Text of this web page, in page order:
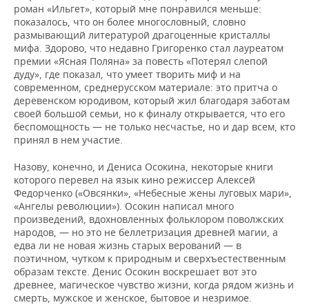
роман «Ильгет», который мне понравился меньше:
показалось, что он более многословный, словно
размывающий литературой драгоценные кристаллы
мифа. Здорово, что недавно Григоренко стал лауреатом
премии «Ясная Поляна» за повесть «Потерял слепой
дуду», где показал, что умеет творить миф и на
современном, среднерусском материале: это притча о
деревенском юродивом, который жил благодаря заботам
своей большой семьи, но к финалу открывается, что его
беспомощность — не только несчастье, но и дар всем, кто
принял в нем участие.
Назову, конечно, и Дениса Осокина, некоторые книги
которого перевел на язык кино режиссер Алексей
Федорченко («Овсянки», «Небесные жены луговых мари»,
«Ангелы революции»). Осокин написал много
произведений, вдохновленных фольклором поволжских
народов, — но это не беллетризация древней магии, а
едва ли не новая жизнь старых верований — в
поэтичном, чутком к природным и сверхъестественным
образам тексте. Денис Осокин воскрешает вот это
древнее, магическое чувство жизни, когда рядом жизнь и
смерть, мужское и женское, бытовое и незримое.